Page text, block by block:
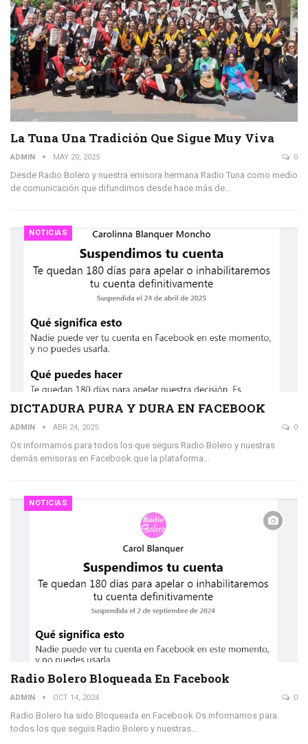
La Tuna Una Tradición Que Sigue Muy Viva
ADMIN MAY 20, 2025 0
Desde Radio Bolero y nuestra emisora hermana Radio Tuna como medio
de comunicación que difundimos desde hace más de…
NOTICIAS
DICTADURA PURA Y DURA EN FACEBOOK
ADMIN ABR 24, 2025 0
Os informamos para todos los que seguis Radio Bolero y nuestras
demás emisoras en Facebook que la plataforma…
NOTICIAS
Radio Bolero Bloqueada En Facebook
ADMIN OCT 14, 2024 0
Radio Bolero ha sido Bloqueada en Facebook Os informamos para
todos los que seguis Radio Bolero y nuestras…